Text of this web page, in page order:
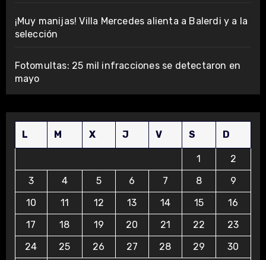
¡Muy manijas! Villa Mercedes alienta a Balerdi y a la
selección
Fotomultas: 25 mil infracciones se detectaron en
mayo
L M X J V S D
1
2
3
4 5 6 7 8
9
10
11 12 13 14 15
16
17
18 19 20 21 22
23
24
25 26 27 28 29
30